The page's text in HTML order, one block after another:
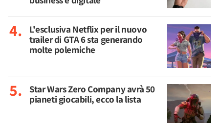
L'esclusiva Netflix per il nuovo
trailer di GTA 6 sta generando
molte polemiche
Star Wars Zero Company avrà 50
pianeti giocabili, ecco la lista